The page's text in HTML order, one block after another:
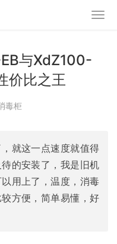
与XdZ100-
价比之王
毒柜
就这一点速度就值得
的安装了，我是旧机
用上了，温度，消毒
方便，简单易懂，好